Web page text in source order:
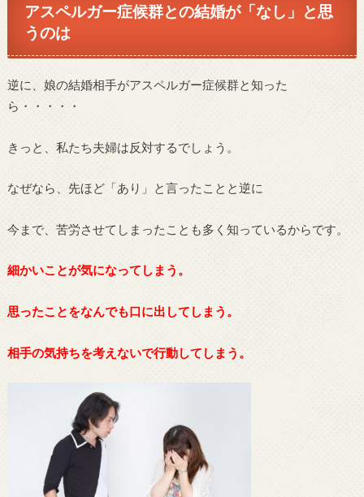
アスペルガー症候群との結婚が「なし」と思
うのは
逆に、娘の結婚相手がアスペルガー症候群と知った
ら・・・・・
きっと、私たち夫婦は反対するでしょう。
なぜなら、先ほど「あり」と言ったことと逆に
今まで、苦労させてしまったことも多く知っているからです。
細かいことが気になってしまう。
思ったことをなんでも口に出してしまう。
相手の気持ちを考えないで行動してしまう。